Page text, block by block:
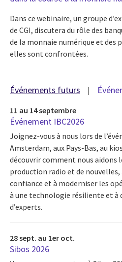
Dans ce webinaire, un groupe
de CGI, discutera du rôle des
de la monnaie numérique et des
elles sont confrontées.
Événements futurs
11 au 14 septembre
Événement IBC2026
Joignez-vous à nous lors de
Amsterdam, aux Pays-Bas, au
découvrir comment nous aidons
production radio et de nouvelles,
confiance et à moderniser les
à une technologie résiliente et à
d’experts.
28 sept. au 1er oct.
Sibos 2026